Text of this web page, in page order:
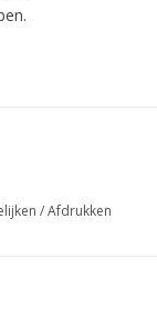
/Afdrukken